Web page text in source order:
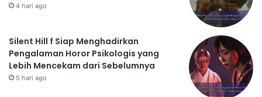
4 hari ago
Silent Hill f Siap Menghadirkan
Pengalaman Horor Psikologis yang
Lebih Mencekam dari Sebelumnya
5 hari ago